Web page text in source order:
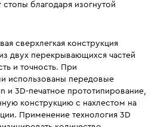
стопы благодаря изогнутой
сверхлегкая конструкция
двух перекрывающихся частей
и точность. При
использованы передовые
и 3D-печатное прототипирование,
конструкцию с нахлестом на
Применение технология 3D